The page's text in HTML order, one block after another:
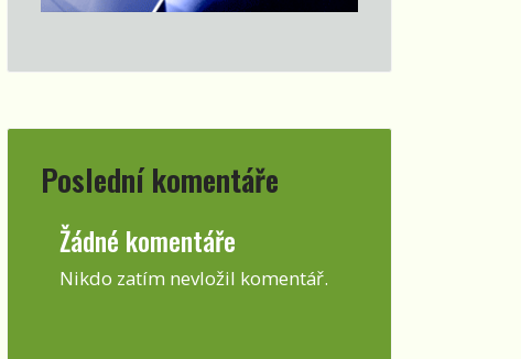
Poslední komentáře
Žádné komentáře
Nikdo zatím nevložil komentář.